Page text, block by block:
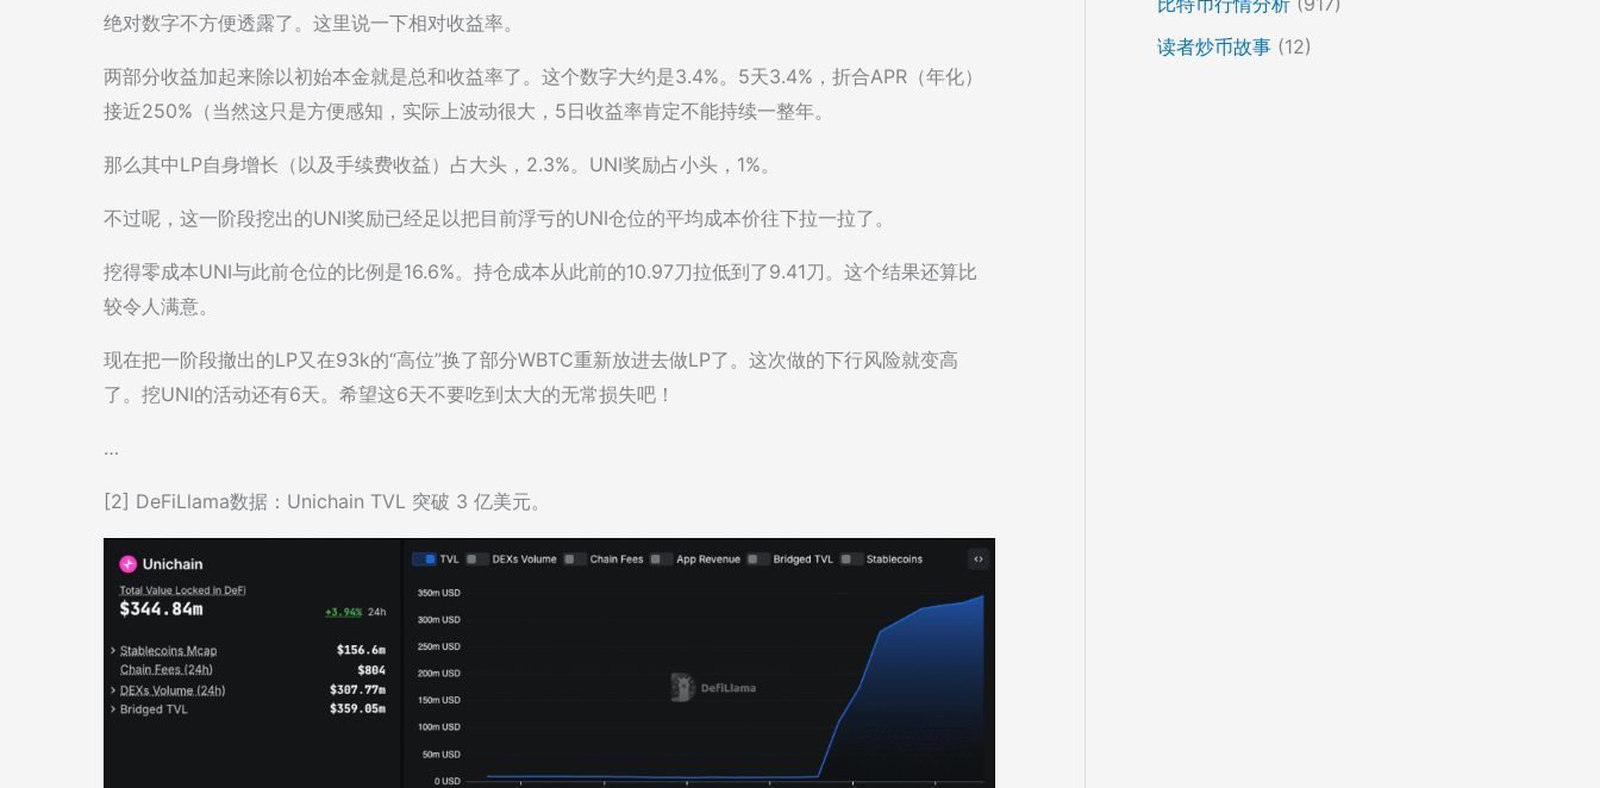
绝对数字不方便透露了。这里说一下相对收益率。
两部分收益加起来除以初始本金就是总和收益率了。这个数字大约是3.4%。5天3.4%，折合APR（年化）
接近250%（当然这只是方便感知，实际上波动很大，5日收益率肯定不能持续一整年。
那么其中LP自身增长（以及手续费收益）占大头，2.3%。UNI奖励占小头，1%。
不过呢，这一阶段挖出的UNI奖励已经足以把目前浮亏的UNI仓位的平均成本价往下拉一拉了。
挖得零成本UNI与此前仓位的比例是16.6%。持仓成本从此前的10.97刀拉低到了9.41刀。这个结果还算比
较令人满意。
现在把一阶段撤出的LP又在93k的“高位”换了部分WBTC重新放进去做LP了。这次做的下行风险就变高
了。挖UNI的活动还有6天。希望这6天不要吃到太大的无常损失吧！
…
[2] DeFiLlama数据：Unichain TVL 突破 3 亿美元。
读者炒币故事 (12)